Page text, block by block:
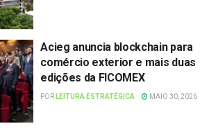
Acieg anuncia blockchain para
comércio exterior e mais duas
edições da FICOMEX
POR LEITURA ESTRATÉGICA MAIO 30, 2026